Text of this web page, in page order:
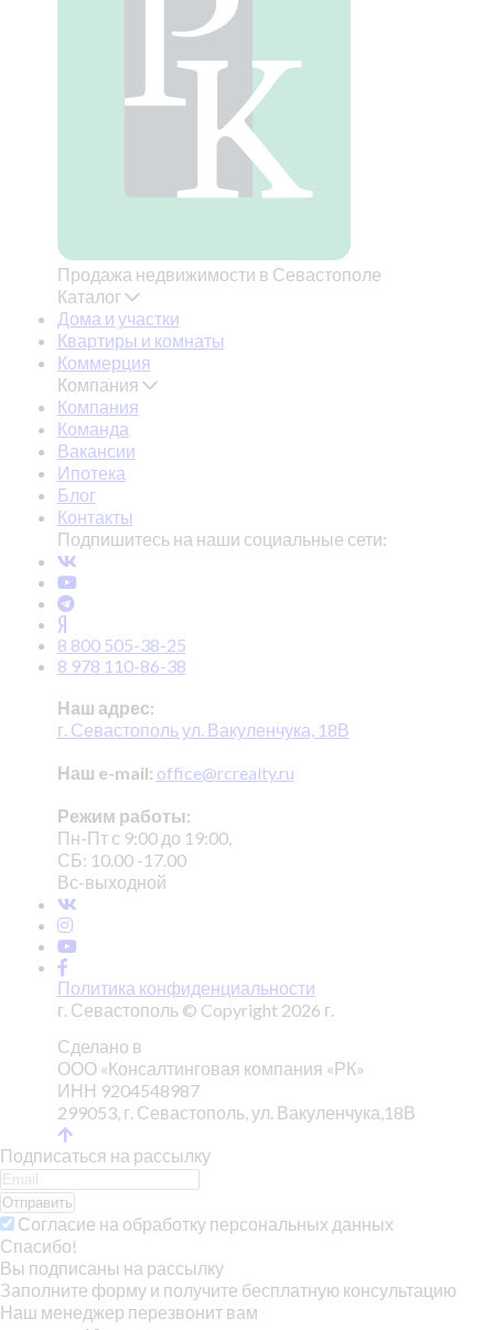
Продажа недвижимости в Севастополе
Каталог
Дома и участки
Квартиры и комнаты
Коммерция
Компания
Компания
Команда
Вакансии
Ипотека
Блог
Контакты
Подпишитесь на наши социальные сети:
8 800 505-38-25
8 978 110-86-38
Наш адрес:
г. Севастополь ул. Вакуленчука, 18В
Наш e-mail: office@rcrealty.ru
Режим работы:
Пн-Пт с 9:00 до 19:00,
СБ: 10.00 -17.00
Вс-выходной
Политика конфиденциальности
г. Севастополь © Copyright 2026 г.
Сделано в
ООО «Консалтинговая компания «РК»
ИНН 9204548987
299053, г. Севастополь, ул. Вакуленчука,18В
Подписаться на рассылку
Отправить
Согласие на обработку персональных данных
Спасибо!
Вы подписаны на рассылку
Заполните форму и получите бесплатную консультацию
Наш менеджер перезвонит вам